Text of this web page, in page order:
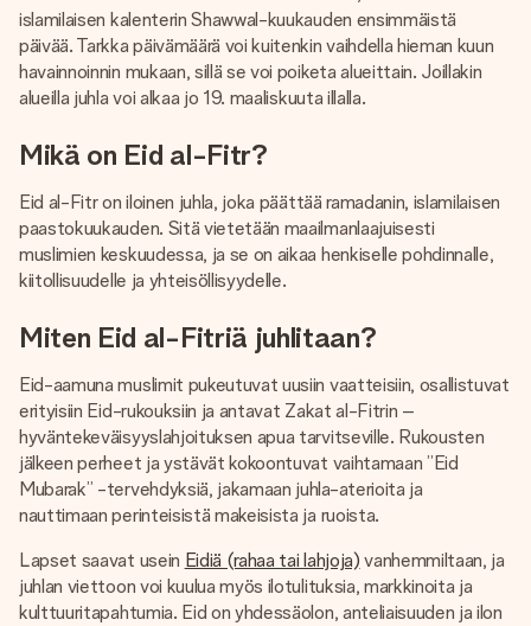
nopeammin kuin ehdit sanoa “yllätys!”
islamilaisen kalenterin Shawwal-kuukauden ensimmäistä
päivää. Tarkka päivämäärä voi kuitenkin vaihdella hieman kuun
havainnoinnin mukaan, sillä se voi poiketa alueittain. Joillakin
alueilla juhla voi alkaa jo 19. maaliskuuta illalla.
Mikä on Eid al-Fitr?
Eid al-Fitr on iloinen juhla, joka päättää ramadanin, islamilaisen
paastokuukauden. Sitä vietetään maailmanlaajuisesti
muslimien keskuudessa, ja se on aikaa henkiselle pohdinnalle,
kiitollisuudelle ja yhteisöllisyydelle.
Miten Eid al-Fitriä juhlitaan?
Eid-aamuna muslimit pukeutuvat uusiin vaatteisiin, osallistuvat
erityisiin Eid-rukouksiin ja antavat Zakat al-Fitrin –
hyväntekeväisyyslahjoituksen apua tarvitseville. Rukousten
jälkeen perheet ja ystävät kokoontuvat vaihtamaan ”Eid
Mubarak” -tervehdyksiä, jakamaan juhla-aterioita ja
nauttimaan perinteisistä makeisista ja ruoista.
Lapset saavat usein Eidiä (rahaa tai lahjoja) vanhemmiltaan, ja
juhlan viettoon voi kuulua myös ilotulituksia, markkinoita ja
kulttuuritapahtumia. Eid on yhdessäolon, anteliaisuuden ja ilon